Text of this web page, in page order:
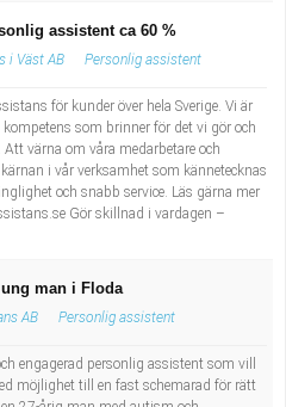
assistent ca 60 %
i Väst AB Personlig assistent
för kunder över hela Sverige. Vi är
som brinner för det vi gör och
värna om våra medarbetare och
i vår verksamhet som kännetecknas
och snabb service. Läs gärna mer
Gör skillnad i vardagen –
man i Floda
AB Personlig assistent
engagerad personlig assistent som vill
möjlighet till en fast schemarad för rätt